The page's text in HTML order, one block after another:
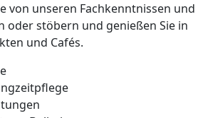
von unseren Fachkenntnissen und
oder stöbern und genießen Sie in
und Cafés.